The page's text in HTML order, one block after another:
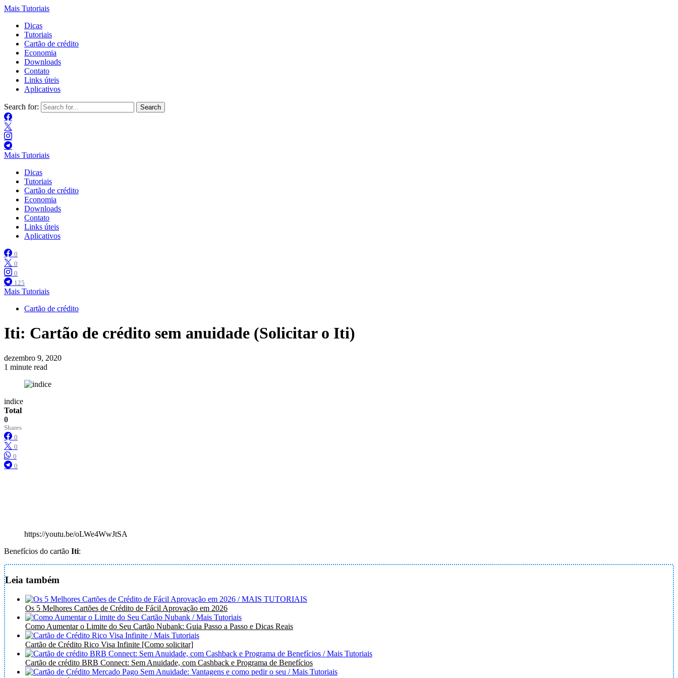
Mais Tutoriais
Dicas
Tutoriais
Cartão de crédito
Economia
Downloads
Contato
Links úteis
Aplicativos
Search for:
Mais Tutoriais
Dicas
Tutoriais
Cartão de crédito
Economia
Downloads
Contato
Links úteis
Aplicativos
0
0
0
125
Mais Tutoriais
Cartão de crédito
Iti: Cartão de crédito sem anuidade (Solicitar o Iti)
dezembro 9, 2020
1 minute read
indice
Total
0
Shares
0
0
0
0
https://youtu.be/oLWe4WwJtSA
Benefícios do cartão Iti:
Leia também
Os 5 Melhores Cartões de Crédito de Fácil Aprovação em 2026
Como Aumentar o Limite do Seu Cartão Nubank: Guia Passo a Passo e Dicas Reais
Cartão de Crédito Rico Visa Infinite [Como solicitar]
Cartão de crédito BRB Connect: Sem Anuidade, com Cashback e Programa de Benefícios